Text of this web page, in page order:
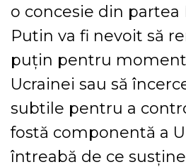
o concesie din partea
Putin va fi nevoit să
puţin pentru
Ucrainei sau să
subtile pentru a
fostă componentă a
întreabă de ce